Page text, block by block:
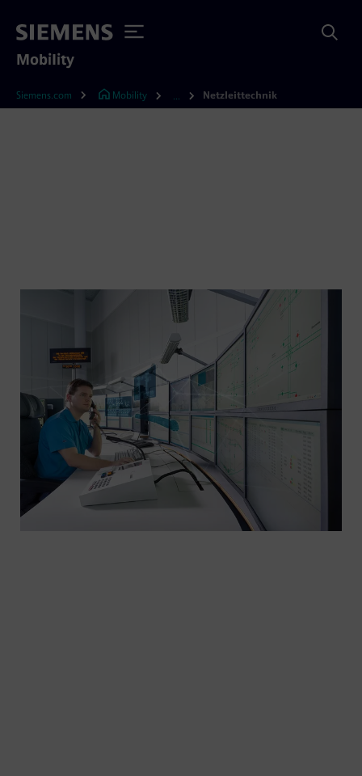
Mobility
Siemens.com Mobility Netzleittechnik